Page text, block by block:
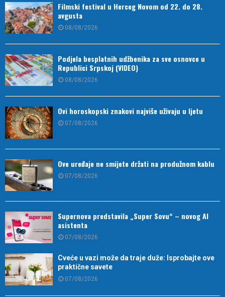
Filmski festival u Herceg Novom od 22. do 28.
avgusta
08/08/2026
Podjela besplatnih udžbenika za sve osnovce u
Republici Srpskoj (VIDEO)
08/08/2026
Ovi horoskopski znakovi najviše uživaju u ljetu
07/08/2026
Ove uređaje ne smijete držati na produžnom kablu
07/08/2026
Supernova predstavila „Super Sovu“ – novog AI
asistenta
07/08/2026
Cveće u vazi može da traje duže: Isprobajte ove
praktične savete
07/08/2026